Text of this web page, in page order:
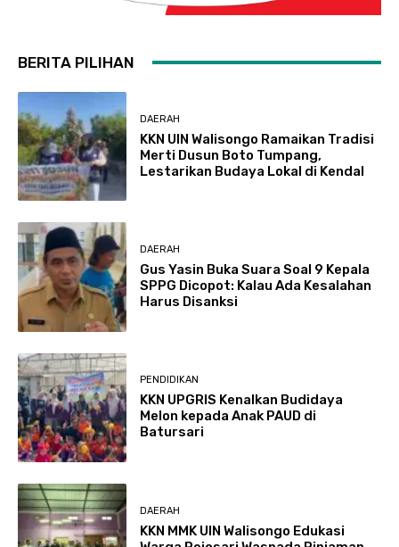
BERITA PILIHAN
DAERAH
KKN UIN Walisongo Ramaikan Tradisi
Merti Dusun Boto Tumpang,
Lestarikan Budaya Lokal di Kendal
DAERAH
Gus Yasin Buka Suara Soal 9 Kepala
SPPG Dicopot: Kalau Ada Kesalahan
Harus Disanksi
PENDIDIKAN
KKN UPGRIS Kenalkan Budidaya
Melon kepada Anak PAUD di
Batursari
DAERAH
KKN MMK UIN Walisongo Edukasi